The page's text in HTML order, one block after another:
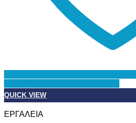
QUICK VIEW
ΕΡΓΑΛΕΙΑ